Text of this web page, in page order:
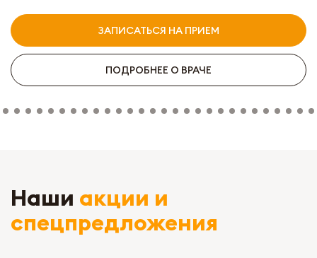
ЗАПИСАТЬСЯ НА ПРИЕМ
ПОДРОБНЕЕ О ВРАЧЕ
Наши акции и
спецпредложения